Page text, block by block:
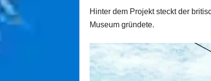
Hinter dem Projekt steckt der
Museum gründete.